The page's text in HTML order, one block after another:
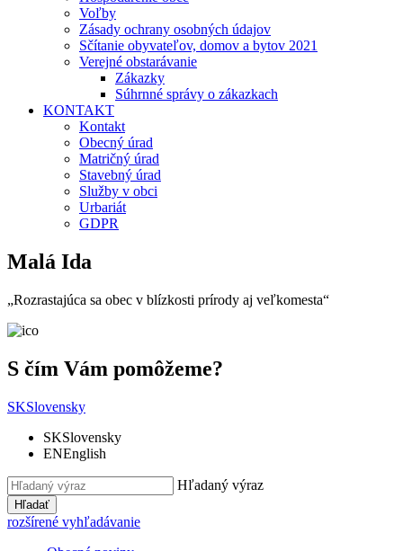
Voľby
Zásady ochrany osobných údajov
Sčítanie obyvateľov, domov a bytov 2021
Verejné obstarávanie
Zákazky
Súhrnné správy o zákazkach
KONTAKT
Kontakt
Obecný úrad
Matričný úrad
Stavebný úrad
Služby v obci
Urbariát
GDPR
Malá Ida
„Rozrastajúca sa obec v blízkosti prírody aj veľkomesta“
S čím Vám pomôžeme?
SKSlovensky
SKSlovensky
ENEnglish
Hľadaný výraz
Hľadať
rozšírené vyhľadávanie